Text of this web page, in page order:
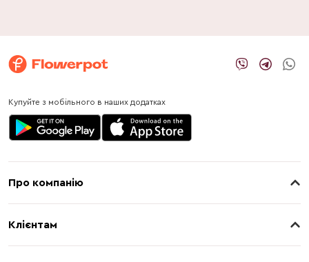
Купуйте з мобільного в наших додатках
Про компанію
Клієнтам